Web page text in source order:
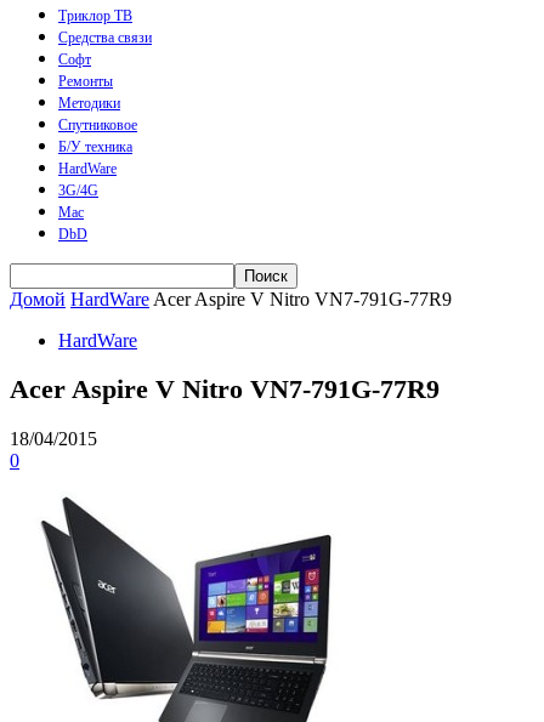
Триклор ТВ
Средства связи
Софт
Ремонты
Методики
Спутниковое
Б/У техника
HardWare
3G/4G
Mac
DbD
Домой HardWare Acer Aspire V Nitro VN7-791G-77R9
HardWare
Acer Aspire V Nitro VN7-791G-77R9
18/04/2015
0